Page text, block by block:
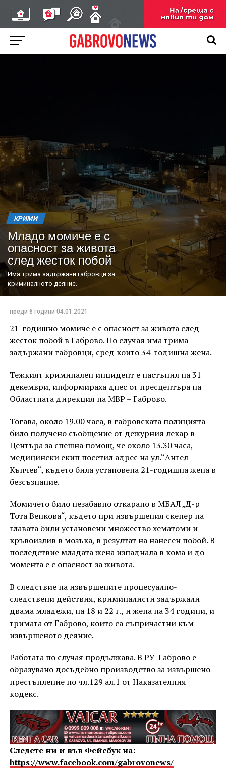
КРИМИ
Младо момиче е с
опасност за живота
след жесток побой
Има трима задържани габровци за
криминалното деяние.
преди 6 години 04.01.2021
21-годишно момиче е с опасност за живота след
жесток побой в Габрово. По случая има трима
задържани габровци, сред които 34-годишна жена.
Тежкият криминален инцидент е настъпил на 31
декември, информираха днес от пресцентъра на
Областната дирекция на МВР – Габрово.
Тогава, около 19.00 часа, в габровската полицията
било получено съобщение от дежурния лекар в
Центъра за спешна помощ, че около 13.30 часа,
медицински екип посетил адрес на ул.“Ангел
Кънчев“, където била установена 21-годишна жена в
безсъзнание.
Момичето било незабавно откарано в МБАЛ „Д-р
Тота Венкова“, където при извършения скенер на
главата били установени множество хематоми и
кръвоизлив в мозъка, в резултат на нанесен побой. В
последствие младата жена изпаднала в кома и до
момента е с опасност за живота.
В следствие на извършените процесуално-
следствени действия, криминалисти задържали
двама младежи, на 18 и 22 г., и жена на 34 години, и
тримата от Габрово, които са съпричастни към
извършеното деяние.
Работата по случая продължава. В РУ-Габрово е
образувано досъдебно производство за извършено
престъпление по чл.129 ал.1 от Наказателния
кодекс.
Следете ни и във Фейсбук на:
https://www.facebook.com/gabrovonews/